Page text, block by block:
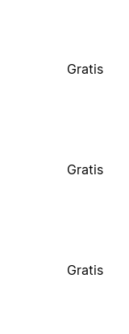
Gratis
Gratis
Gratis